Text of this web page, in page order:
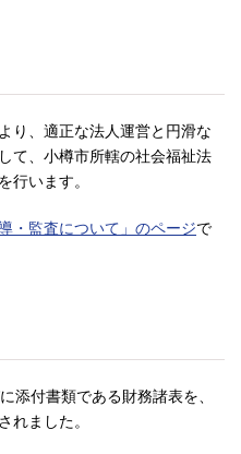
り、適正な法人運営と円滑な
て、小樽市所轄の社会福祉法
行います。
・監査について」のページで
添付書類である財務諸表を、
ました。